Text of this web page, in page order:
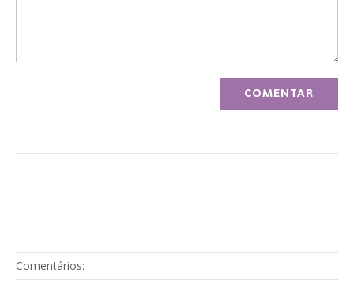
Comentários: